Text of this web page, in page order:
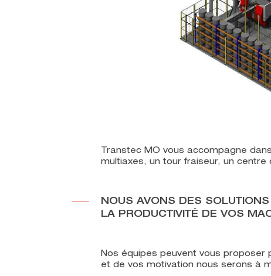
Transtec MO vous accompagne
multiaxes, un tour fraiseur, un centre
NOUS AVONS DES
LA PRODUCTIVITÉ DE VOS
Nos équipes peuvent vous proposer
et de vos motivation nous serons à